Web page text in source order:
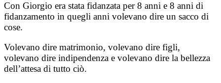
Con Giorgio era stata fidanzata per 8 anni e 8 anni di
fidanzamento in quegli anni volevano dire un sacco di
cose.
Volevano dire matrimonio, volevano dire figli,
volevano dire indipendenza e volevano dire la bellezza
dell’attesa di tutto ciò.